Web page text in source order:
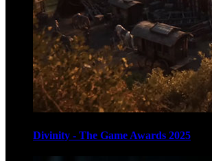
Divinity - The Game Awards 2025